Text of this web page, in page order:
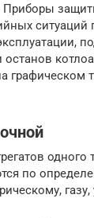
ситуаций
графическом
одного
по